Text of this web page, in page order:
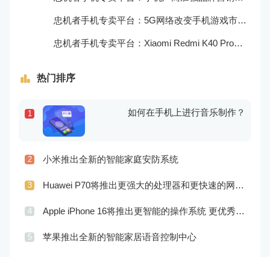
忠机者手机专卖平台：5G网络改变手机游戏市场格局
忠机者手机专卖平台：Xiaomi Redmi K40 Pro发布，搭载顶级的处理器和优秀的摄像头
热门排序
1 如何在手机上进行音乐制作？
2 小米推出全新的智能家庭安防系统
3 Huawei P70将推出更强大的处理器和更快速的网络连接
4 Apple iPhone 16将推出更智能的操作系统 更优秀的音频效果
5 苹果推出全新的智能家居语音控制中心